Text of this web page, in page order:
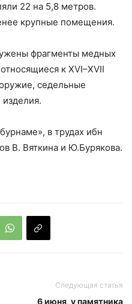
22 на 5,8 метров.
крупные помещения.
фрагменты медных
к XVI–XVII
седельные
в трудах ибн
В. Вяткина и Ю.Бурякова.
Следующая статья
6 июня, у памятника